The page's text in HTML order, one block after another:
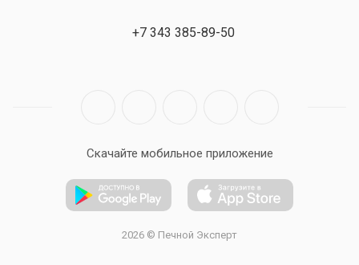
+7 343 385-89-50
Скачайте мобильное приложение
2026 © Печной Эксперт